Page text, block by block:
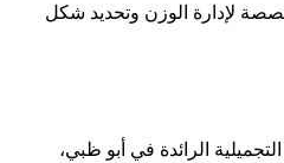
لإدارة الوزن وتحديد شكل
التجميلية الرائدة في أبو ظبي،